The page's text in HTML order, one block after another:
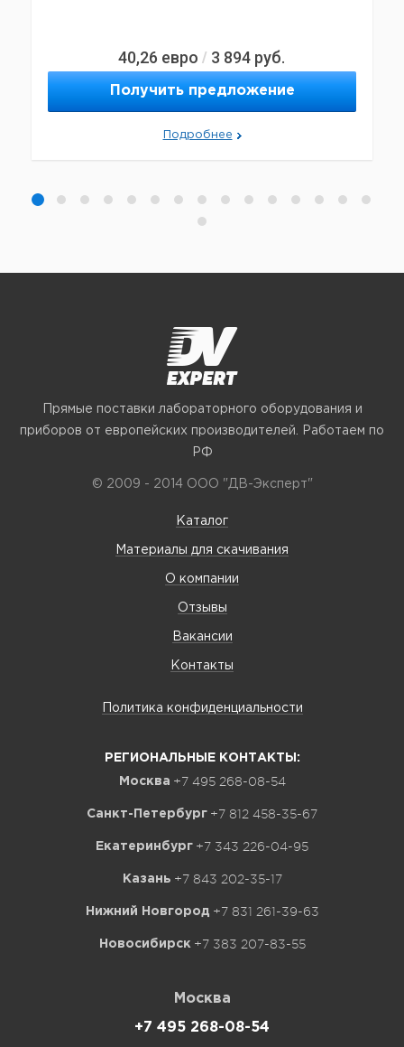
40,26 евро / 3 894 руб.
Получить предложение
Подробнее
Прямые поставки лабораторного оборудования и
приборов от европейских производителей. Работаем по
РФ
© 2009 - 2014 ООО "ДВ-Эксперт"
Каталог
Материалы для скачивания
О компании
Отзывы
Вакансии
Контакты
Политика конфиденциальности
РЕГИОНАЛЬНЫЕ КОНТАКТЫ:
Москва +7 495 268-08-54
Санкт-Петербург +7 812 458-35-67
Екатеринбург +7 343 226-04-95
Казань +7 843 202-35-17
Нижний Новгород +7 831 261-39-63
Новосибирск +7 383 207-83-55
Москва
+7 495 268-08-54